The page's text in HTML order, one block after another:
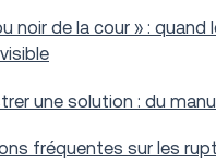
noir de la cour » :
une solution : du
fréquentes sur les